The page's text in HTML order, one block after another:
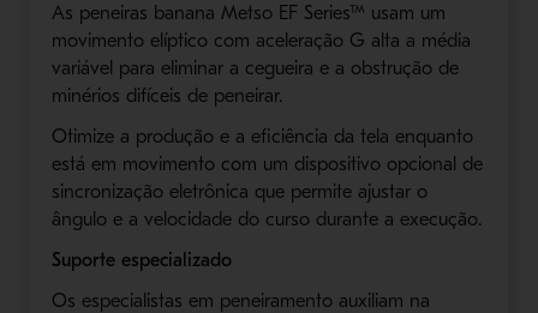
As peneiras banana Metso EF Series™ usam um
movimento elíptico com aceleração G alta a média
variável para eliminar a cegueira e a obstrução de
minérios difíceis de peneirar.
Otimize a produção e a eficiência da tela enquanto
está em movimento com um dispositivo opcional de
sincronização eletrônica que permite ajustar o
ângulo e a velocidade do curso durante a execução.
Suporte especializado
Os especialistas em peneiramento auxiliam na